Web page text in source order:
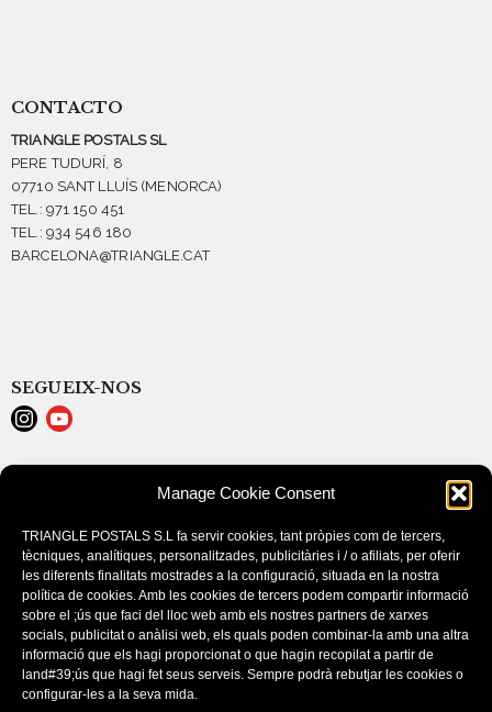
Manage Cookie Consent
TRIANGLE POSTALS S.L fa servir cookies, tant pròpies com de tercers,
tècniques, analítiques, personalitzades, publicitàries i / o afiliats, per oferir
les diferents finalitats mostrades a la configuració, situada en la nostra
política de cookies. Amb les cookies de tercers podem compartir informació
sobre el ;ús que faci del lloc web amb els nostres partners de xarxes
socials, publicitat o anàlisi web, els quals poden combinar-la amb una altra
informació que els hagi proporcionat o que hagin recopilat a partir de
land#39;ús que hagi fet seus serveis. Sempre podrà rebutjar les cookies o
configurar-les a la seva mida.
CONTACTO
TRIANGLE POSTALS SL
PERE TUDURÍ, 8
07710 SANT LLUÍS (MENORCA)
TEL.: 971 150 451
TEL.: 934 546 180
BARCELONA@TRIANGLE.CAT
SEGUEIX-NOS
POLÍTICA DE COOKIES (EU)
CONDICIONES DE COMPRA